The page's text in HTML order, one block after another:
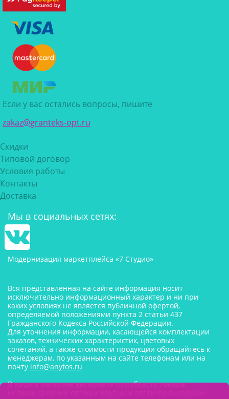
Если у вас остались вопросы, пишите
zakaz@granteks-opt.ru
Скидки
Типовой договор
Условия работы
Контакты
Доставка
Мы в социальных сетях:
Модернизация маркетплейса «7 Студио»
Вся представленная на сайте информация носит
исключительно информационный характер и ни при
каких условиях не является публичной офертой,
определяемой положениями пункта 2 статьи 437
Гражданского Кодекса Российской Федерации.
Для уточнения информации, касающейся комплектации
заказов, технических характеристик, цветовых
сочетаний, а также стоимости продукции обращайтесь к
менеджерам, по указанным на сайте телефонам или на
почту info@anytos.ru
В нашем магазине вы можете приобрести товары